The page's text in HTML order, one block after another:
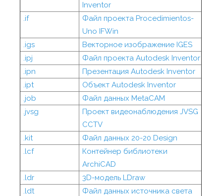
Inventor
.if
Файл проекта Procedimientos-
Uno IFWin
.igs
Векторное изображение IGES
.ipj
Файл проекта Autodesk Inventor
.ipn
Презентация Autodesk Inventor
.ipt
Объект Autodesk Inventor
.job
Файл данных MetaCAM
.jvsg
Проект видеонаблюдения JVSG
CCTV
.kit
Файл данных 20-20 Design
.lcf
Контейнер библиотеки
ArchiCAD
.ldr
3D-модель LDraw
.ldt
Файл данных источника света